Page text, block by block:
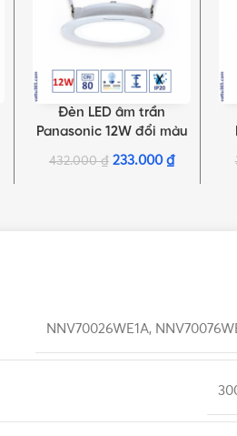
THÊM VÀO GIỎ HÀNG
Đèn LED âm trần
Panasonic 12W đổi màu
NNP73476 | Neo Slim
Series
432.000₫ 233.000 ₫
NNV70026WE1A,